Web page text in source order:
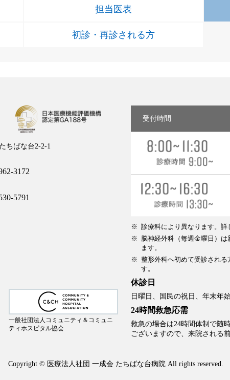
担当医表
初診・再診される方
ちばな台2-2-1
3172
5791
一般社団法人コミュニティ＆コミュニ
ティホスピタル協会
受付時間
診療科により異なります。詳
脳神経外科（毎週金曜日）
ます。
整形外科へ初めて受診され
す。
休診日
日曜日、国民の祝日、年末年
24時間救急応需
救急の場合は24時間体制で随
ございますので、来院される
Copyright © 医療法人社団 一成会 たちばな台病院 All rights reserved.